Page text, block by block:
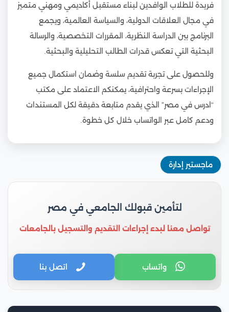
فريدة للطلاب الوافدين لبناء مستقبل أكاديمي ومهني متميز
في مجال العلاقات الدولية، والسياسة العالمية، ويجمع
البرنامج بين الدراسة النظرية، المقررات التخصصية، والرسالة
البحثية التي تعكس قدرات الطالب التحليلية والبحثية.
وللحصول على تجربة تقديم سلسة وضمان استكمال جميع
الإجراءات بسرعة واحترافية، يمكنكم الاعتماد على مكتب
“ادرس في مصر” الذي يقدم متابعة دقيقة لكل المستندات
ودعم كامل عبر الواتساب خلال كل خطوة.
ماجستير إدارة
لتأمين قبولك الجامعي في مصر
تواصل معنا لبدء إجراءات التقديم والتسجيل بالجامعات
واتساب اتصل بنا